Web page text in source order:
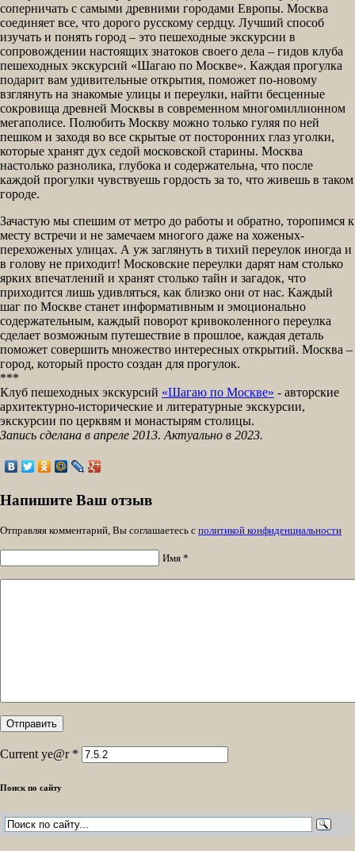
соперничать с самыми древними городами Европы. Москва
соединяет все, что дорого русскому сердцу. Лучший способ
изучать и понять город – это пешеходные экскурсии в
сопровождении настоящих знатоков своего дела – гидов клуба
пешеходных экскурсий «Шагаю по Москве». Каждая прогулка
подарит вам удивительные открытия, поможет по-новому
взглянуть на знакомые улицы и переулки, найти бесценные
сокровища древней Москвы в современном многомиллионном
мегаполисе. Полюбить Москву можно только гуляя по ней
пешком и заходя во все скрытые от посторонних глаз уголки,
которые хранят дух седой московской старины. Москва
настолько разнолика, глубока и содержательна, что после
каждой прогулки чувствуешь гордость за то, что живешь в таком
городе.
Зачастую мы спешим от метро до работы и обратно, торопимся к
месту встречи и не замечаем многого даже на хоженых-
перехоженых улицах. А уж заглянуть в тихий переулок иногда и
в голову не приходит! Московские переулки дарят нам столько
ярких впечатлений и хранят столько тайн и загадок, что
приходится лишь удивляться, как близко они от нас. Каждый
шаг по Москве станет информативным и эмоционально
содержательным, каждый поворот кривоколенного переулка
сделает возможным путешествие в прошлое, каждая деталь
поможет совершить множество интересных открытий. Москва –
город, который просто создан для прогулок.
***
Клуб пешеходных экскурсий «Шагаю по Москве» - авторские
архитектурно-исторические и литературные экскурсии,
экскурсии по церквям и монастырям столицы.
Запись сделана в апреле 2013. Актуально в 2023.
Напишите Ваш отзыв
Отправляя комментарий, Вы соглашаетесь с политикой конфиденциальности
Имя *
Current ye@r *
Поиск по сайту